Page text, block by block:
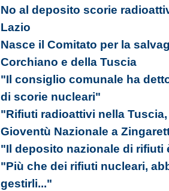
No al deposito scorie
Lazio
Nasce il Comitato per la
Corchiano e della Tuscia
"Il consiglio comunale ha
di scorie nucleari"
"Rifiuti radioattivi nella
Gioventù Nazionale a
"Il deposito nazionale di rifiuti
"Più che dei rifiuti nucleari,
gestirli..."